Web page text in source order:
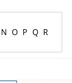
N O P Q R